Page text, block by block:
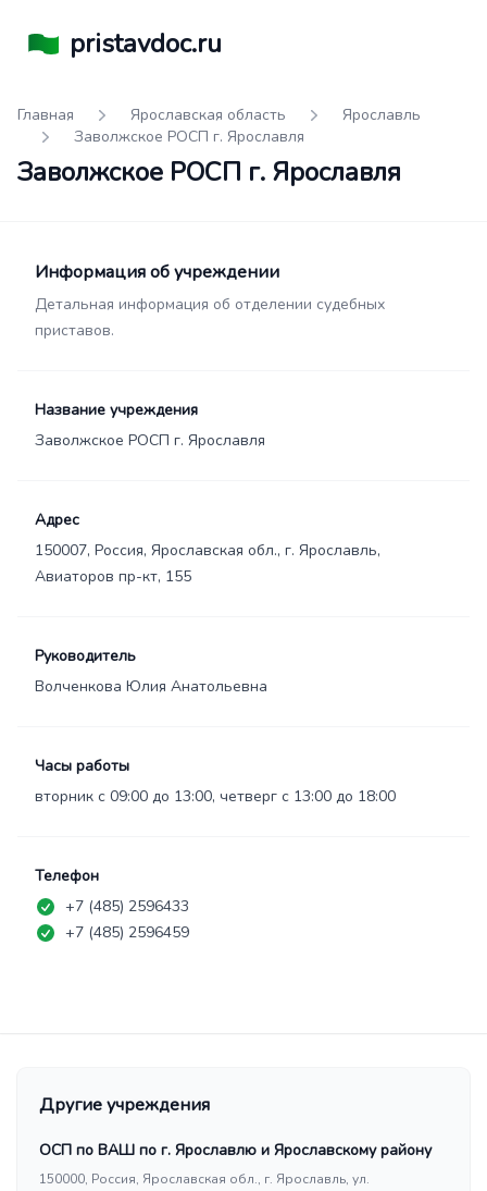
pristavdoc.ru
Главная Ярославская область
Ярославль
Заволжское РОСП г. Ярославля
Заволжское РОСП г. Ярославля
Информация об учреждении
Детальная информация об отделении судебных
приставов.
Название учреждения
Заволжское РОСП г. Ярославля
Адрес
150007, Россия, Ярославская обл., г. Ярославль,
Авиаторов пр-кт, 155
Руководитель
Волченкова Юлия Анатольевна
Часы работы
вторник с 09:00 до 13:00, четверг с 13:00 до 18:00
Телефон
+7 (485) 2596433
+7 (485) 2596459
Другие учреждения
ОСП по ВАШ по г. Ярославлю и Ярославскому району
150000, Россия, Ярославская обл., г. Ярославль, ул.